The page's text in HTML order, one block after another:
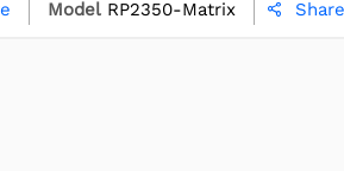
Model RP2350-Matrix  Share